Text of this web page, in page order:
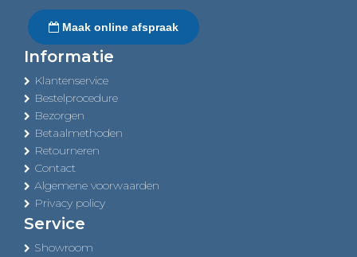
Maak online afspraak
Informatie
Klantenservice
Bestelprocedure
Bezorgen
Betaalmethoden
Retourneren
Contact
Algemene voorwaarden
Privacy policy
Service
Showroom